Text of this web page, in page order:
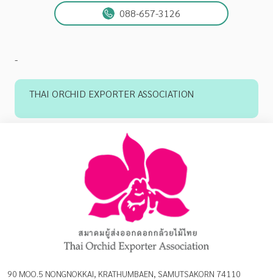
088-657-3126
-
THAI ORCHID EXPORTER ASSOCIATION
90 MOO.5 NONGNOKKAI, KRATHUMBAEN, SAMUTSAKORN 74110